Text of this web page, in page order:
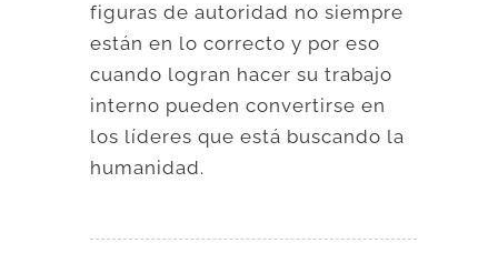
figuras de autoridad no siempre
están en lo correcto y por eso
cuando logran hacer su trabajo
interno pueden convertirse en
los líderes que está buscando la
humanidad.